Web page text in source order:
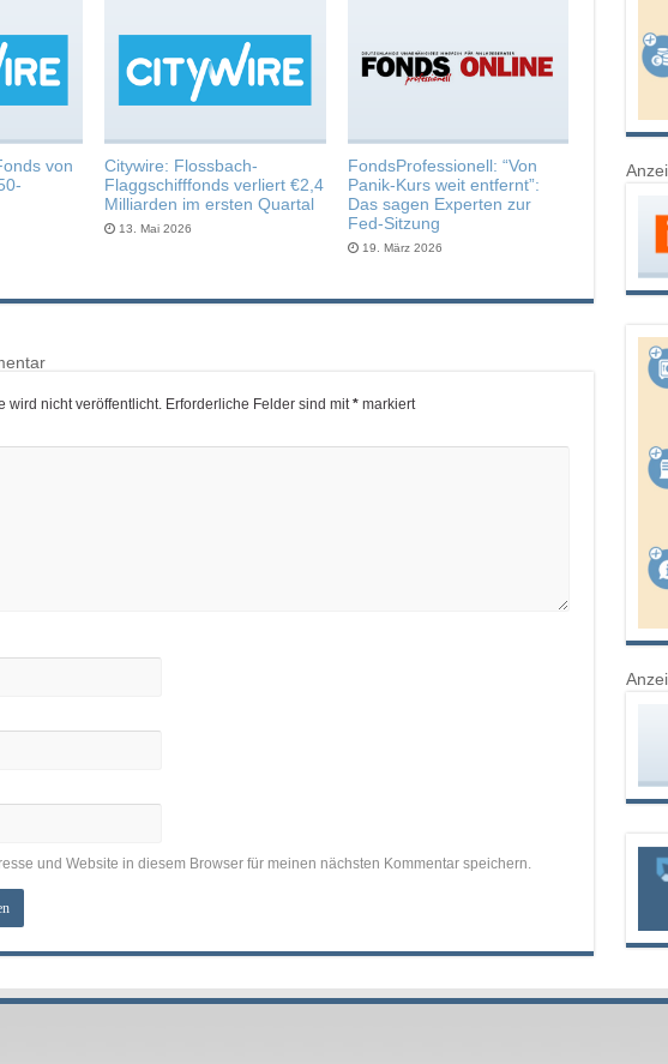
von
Citywire: Flossbach-
Flaggschifffonds verliert €2,4
Milliarden im ersten Quartal
13. Mai 2026
FondsProfessionell: “Von
Panik-Kurs weit entfernt”:
Das sagen Experten zur
Fed-Sitzung
19. März 2026
wird nicht veröffentlicht.Erforderliche Felder sind mit*markiert
und Website in diesem Browser für meinen nächsten Kommentar speichern.